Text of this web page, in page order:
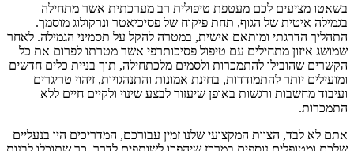
בשאטו מציעים לכם מעטפת טיפולית רב מערכתית אשר מתחילה
בגמילה איטית של הגוף, תחת פיקוח של פסיכיאטר ונרקולוג מוסמך.
התהליך הדרגתי ומותאם אישית, במטרה להקל על תסמיני הגמילה. לאחר
שמושג איזון מתחילים עם טיפול פסיכותרפי אשר מטרתו לפרום את כל
הקשרים שהובילו להתמכרות ולסמים מלכתחילה, תוך בניית כלים חדשים
ומועילים יותר להתמודדות, בחינת אמונות והתנהגויות, זיהוי טריגרים
ועיבוד מחשבות ורגשות באופן שיעזור לבצע שינוי ולקיים חיים ללא
התמכרות.
אתם לא לבד, הצוות המקצועי שלנו זמין עבורכם, המדריכים היו בנעליים